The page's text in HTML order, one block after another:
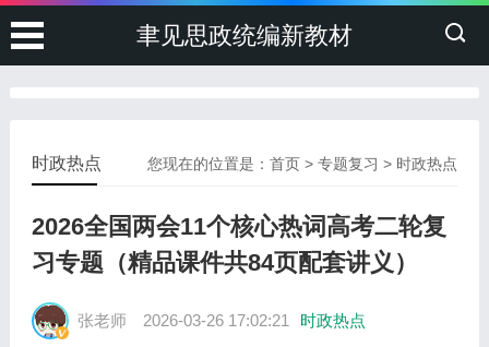
聿见思政统编新教材
您现在的位置是：首页 >专题复习 > 时政热点
时政热点
2026全国两会11个核心热词高考二轮复
习专题（精品课件共84页配套讲义）
张老师 2026-03-26 17:02:21
时政热点